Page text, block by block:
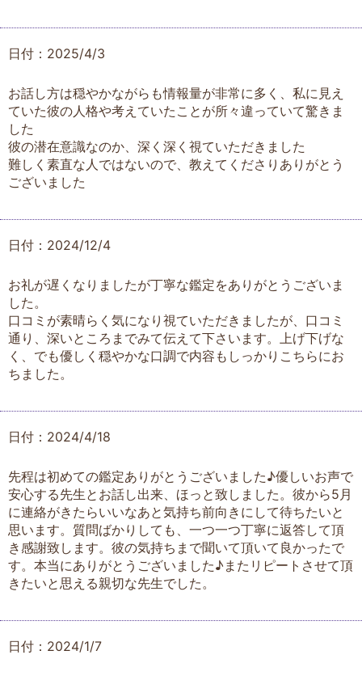
日付：2025/4/3
お話し方は穏やかながらも情報量が非常に多く、私に見え
ていた彼の人格や考えていたことが所々違っていて驚きま
した
彼の潜在意識なのか、深く深く視ていただきました
難しく素直な人ではないので、教えてくださりありがとう
ございました
日付：2024/12/4
お礼が遅くなりましたが丁寧な鑑定をありがとうございま
した。
口コミが素晴らく気になり視ていただきましたが、口コミ
通り、深いところまでみて伝えて下さいます。上げ下げな
く、でも優しく穏やかな口調で内容もしっかりこちらにお
ちました。
日付：2024/4/18
先程は初めての鑑定ありがとうございました♪優しいお声で
安心する先生とお話し出来、ほっと致しました。彼から5月
に連絡がきたらいいなあと気持ち前向きにして待ちたいと
思います。質問ばかりしても、一つ一つ丁寧に返答して頂
き感謝致します。彼の気持ちまで聞いて頂いて良かったで
す。本当にありがとうございました♪またリピートさせて頂
きたいと思える親切な先生でした。
日付：2024/1/7